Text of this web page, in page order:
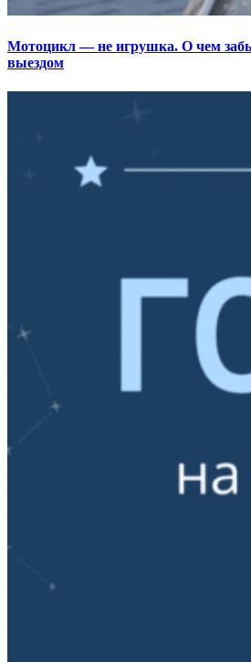
Мотоцикл — не игрушка. О чем
выездом